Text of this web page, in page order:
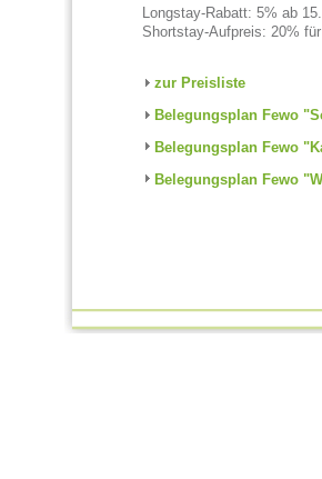
Longstay-Rabatt: 5% ab
Shortstay-Aufpreis: 20%
zur Preisliste
Belegungsplan Fewo
Belegungsplan Fewo
Belegungsplan Fewo